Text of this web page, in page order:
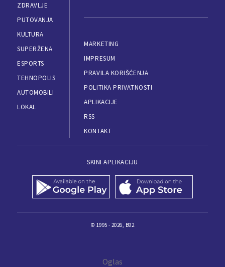
ZDRAVLJE
PUTOVANJA
KULTURA
SUPERŽENA
ESPORTS
TEHNOPOLIS
AUTOMOBILI
LOKAL
MARKETING
IMPRESUM
PRAVILA KORIŠĆENJA
POLITIKA PRIVATNOSTI
APLIKACIJE
RSS
KONTAKT
SKINI APLIKACIJU
© 1995 - 2026, B92